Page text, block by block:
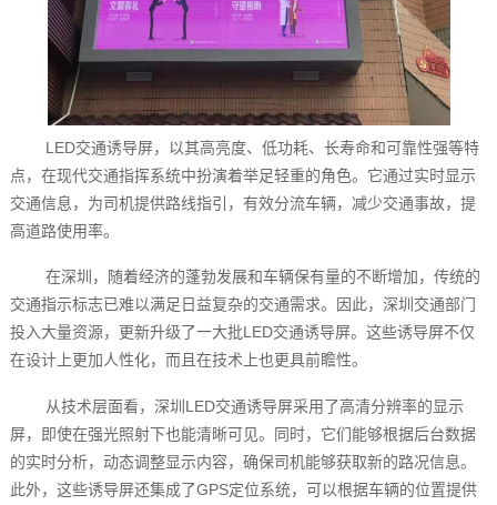
LED交通诱导屏，以其高亮度、低功耗、长寿命和可靠性强等特
点，在现代交通指挥系统中扮演着举足轻重的角色。它通过实时显示
交通信息，为司机提供路线指引，有效分流车辆，减少交通事故，提
高道路使用率。
在深圳，随着经济的蓬勃发展和车辆保有量的不断增加，传统的
交通指示标志已难以满足日益复杂的交通需求。因此，深圳交通部门
投入大量资源，更新升级了一大批LED交通诱导屏。这些诱导屏不仅
在设计上更加人性化，而且在技术上也更具前瞻性。
从技术层面看，深圳LED交通诱导屏采用了高清分辨率的显示
屏，即使在强光照射下也能清晰可见。同时，它们能够根据后台数据
的实时分析，动态调整显示内容，确保司机能够获取新的路况信息。
此外，这些诱导屏还集成了GPS定位系统，可以根据车辆的位置提供